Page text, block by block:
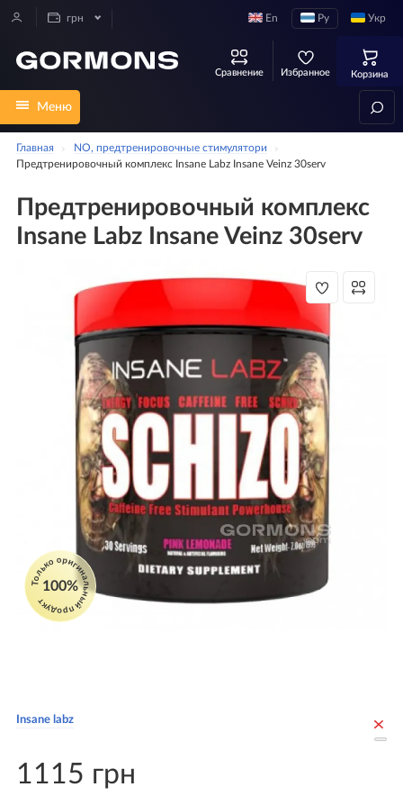
грн Укр
Ру
En
Сравнение Избранное Корзина
Меню
Главная
NO, предтренировочные стимулятори
Предтренировочный комплекс Insane Labz Insane Veinz 30serv
Предтренировочный комплекс
Insane Labz Insane Veinz 30serv
Только оригинальный продукт
100%
Insane labz
1115 грн